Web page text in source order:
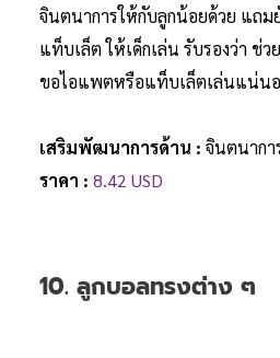
จินตนาการให้กับลูกน้อยด้วย แถม
แท็บเล็ต ให้เด็กเล่น รับรองว่า ช่ว
ขอไอแพตหรือแท็บเล็ตเล่นแน่น
เสริมพัฒนาการด้าน : จินตนากา
ราคา : 8.42 USD
10. ลูกบอลทรงต่าง ๆ